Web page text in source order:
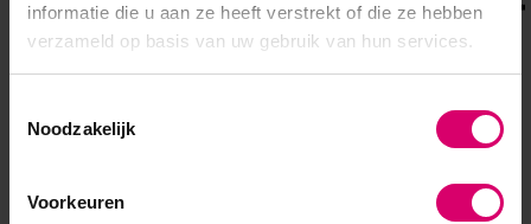
informatie die u aan ze heeft verstrekt of die ze hebben
verzameld op basis van uw gebruik van hun services.
Noodzakelijk
Voorkeuren
Crystal Nails Florence Beauty and Nails